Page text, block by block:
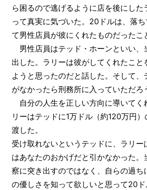
ら困るので逃げるように店を後にした
って真実に気づいた。20ドルは、落
て男性店員が彼にくれたものだったこ
男性店員はテッド・ホーンといい、
出した。ラリーは彼がしてくれたこと
ようと思ったのだと話した。そして
がなかったら刑務所に入っていただろ
自分の人生を正しい方向に導いてく
リーはテッドに1万ドル（約120万円
渡した。
受け取れないというテッドに、ラリー
はあなたのおかげだと引かなかった。
察に突き出すのではなく、自らの過ち
の優しさを知って欲しいと思って20